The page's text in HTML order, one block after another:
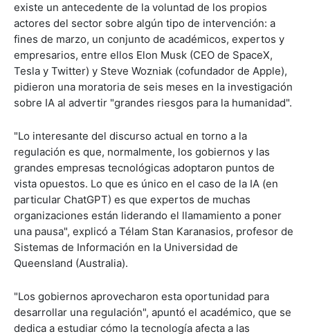
existe un antecedente de la voluntad de los propios
actores del sector sobre algún tipo de intervención: a
fines de marzo, un conjunto de académicos, expertos y
empresarios, entre ellos Elon Musk (CEO de SpaceX,
Tesla y Twitter) y Steve Wozniak (cofundador de Apple),
pidieron una moratoria de seis meses en la investigación
sobre IA al advertir "grandes riesgos para la humanidad".
"Lo interesante del discurso actual en torno a la
regulación es que, normalmente, los gobiernos y las
grandes empresas tecnológicas adoptaron puntos de
vista opuestos. Lo que es único en el caso de la IA (en
particular ChatGPT) es que expertos de muchas
organizaciones están liderando el llamamiento a poner
una pausa", explicó a Télam Stan Karanasios, profesor de
Sistemas de Información en la Universidad de
Queensland (Australia).
"Los gobiernos aprovecharon esta oportunidad para
desarrollar una regulación", apuntó el académico, que se
dedica a estudiar cómo la tecnología afecta a las